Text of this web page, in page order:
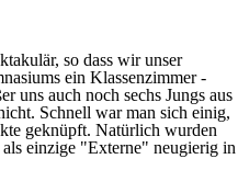
so dass wir unser
ein Klassenzimmer -
uns auch noch sechs Jungs aus
Schnell war man sich einig,
geknüpft. Natürlich wurden
einzige "Externe" neugierig in